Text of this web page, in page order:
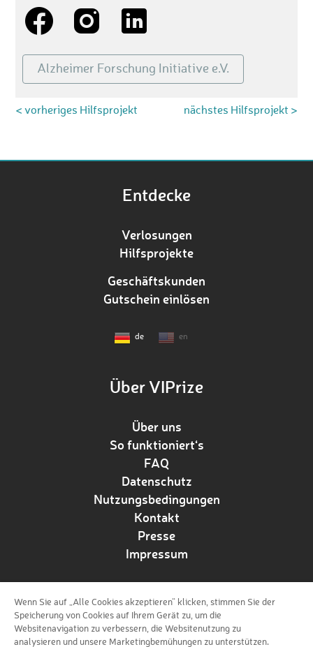
Alzheimer Forschung Initiative e.V.
< vorheriges Hilfsprojekt nächstes Hilfsprojekt >
Entdecke
Verlosungen
Hilfsprojekte
Geschäftskunden
Gutschein einlösen
de en
Über VIPrize
Über uns
So funktioniert‘s
FAQ
Datenschutz
Nutzungsbedingungen
Kontakt
Presse
Impressum
Folge uns!
Wenn Sie auf „Alle Cookies akzeptieren“ klicken, stimmen Sie der
Speicherung von Cookies auf Ihrem Gerät zu, um die
Websitenavigation zu verbessern, die Websitenutzung zu
analysieren und unsere Marketingbemühungen zu unterstützen.